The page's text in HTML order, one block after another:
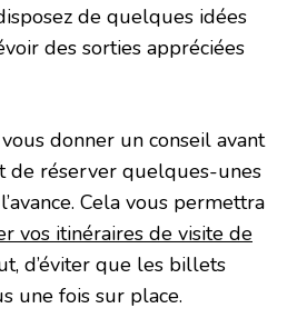
de quelques idées
des sorties appréciées
donner un conseil avant
de réserver quelques-unes
Cela vous permettra
vos itinéraires de visite de
d’éviter que les billets
une fois sur place.